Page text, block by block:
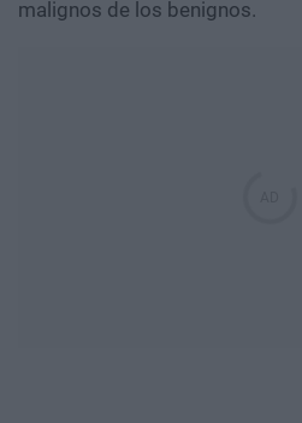
malignos de los benignos.